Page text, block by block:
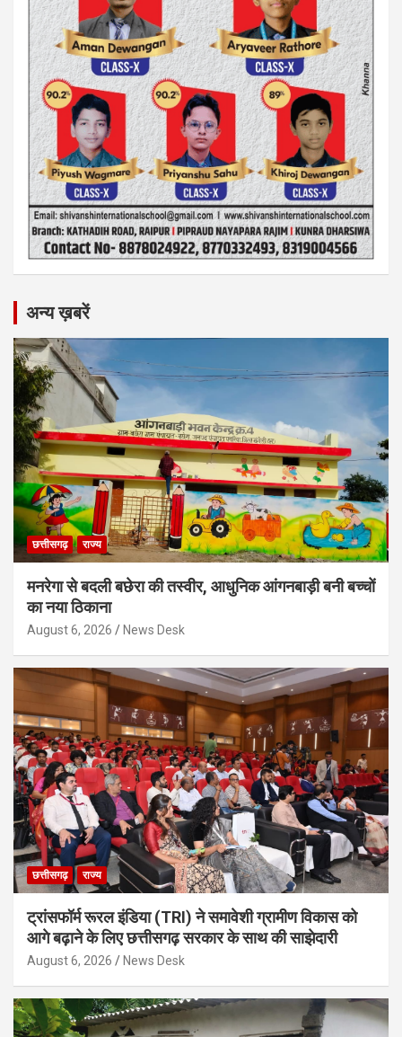
अन्य ख़बरें
छत्तीसगढ़ राज्य
मनरेगा से बदली बछेरा की तस्वीर, आधुनिक आंगनबाड़ी बनी बच्चों
का नया ठिकाना
August 6, 2026 News Desk
छत्तीसगढ़ राज्य
ट्रांसफॉर्म रूरल इंडिया (TRI) ने समावेशी ग्रामीण विकास को
आगे बढ़ाने के लिए छत्तीसगढ़ सरकार के साथ की साझेदारी
August 6, 2026 News Desk